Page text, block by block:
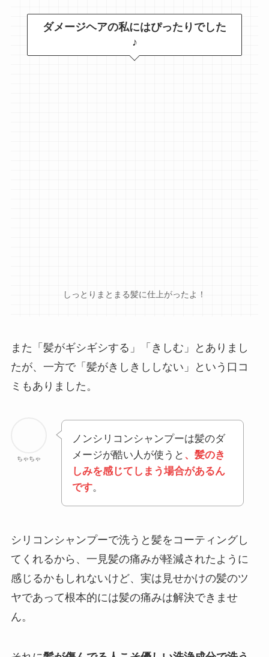
ダメージヘアの私にはぴったりでした
♪
しっとりまとまる髪に仕上がったよ！
また「髪がギシギシする」「きしむ」とありまし
たが、一方で「髪がきしきししない」という口コ
ミもありました。
ちゃちゃ
ノンシリコンシャンプーは髪のダ
メージが酷い人が使うと 、髪のき
しみを感じてしまう場合があるん
です。
シリコンシャンプーで洗うと髪をコーティングし
てくれるから、一見髪の痛みが軽減されたように
感じるかもしれないけど、実は見せかけの髪のツ
ヤであって根本的には髪の痛みは解決できませ
ん。